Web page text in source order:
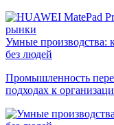
рынки
Умные производства:
без людей
Промышленность
подходах к